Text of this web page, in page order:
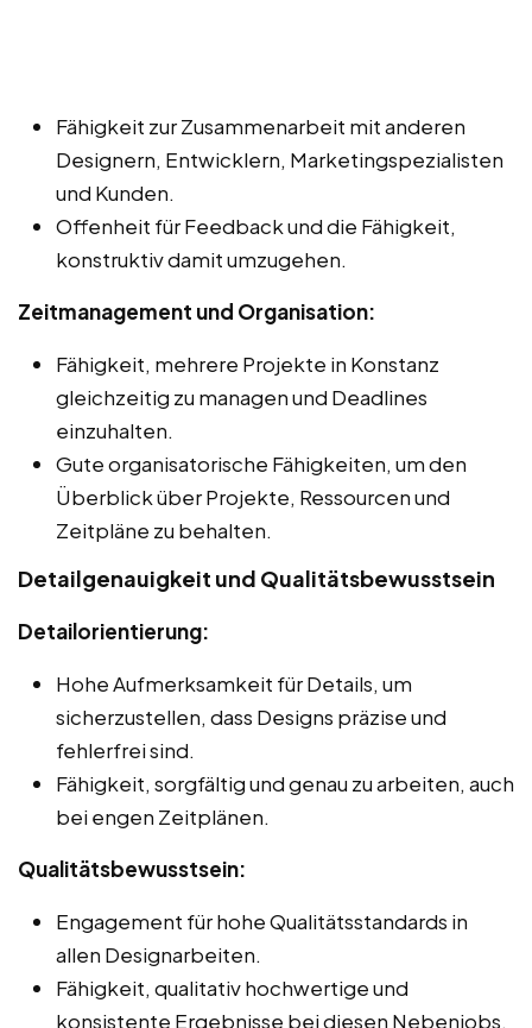
Fähigkeit zur Zusammenarbeit mit anderen
Designern, Entwicklern, Marketingspezialisten
und Kunden.
Offenheit für Feedback und die Fähigkeit,
konstruktiv damit umzugehen.
Zeitmanagement und Organisation:
Fähigkeit, mehrere Projekte in Konstanz
gleichzeitig zu managen und Deadlines
einzuhalten.
Gute organisatorische Fähigkeiten, um den
Überblick über Projekte, Ressourcen und
Zeitpläne zu behalten.
Detailgenauigkeit und Qualitätsbewusstsein
Detailorientierung:
Hohe Aufmerksamkeit für Details, um
sicherzustellen, dass Designs präzise und
fehlerfrei sind.
Fähigkeit, sorgfältig und genau zu arbeiten, auch
bei engen Zeitplänen.
Qualitätsbewusstsein:
Engagement für hohe Qualitätsstandards in
allen Designarbeiten.
Fähigkeit, qualitativ hochwertige und
konsistente Ergebnisse bei diesen Nebenjobs,